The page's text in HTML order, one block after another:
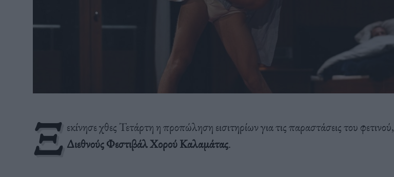
Ξ εκίνησε χθες Τετάρτη η προπώληση εισιτηρίων για τις παραστάσεις του φετινού,
Διεθνούς Φεστιβάλ Χορού Καλαμάτας.